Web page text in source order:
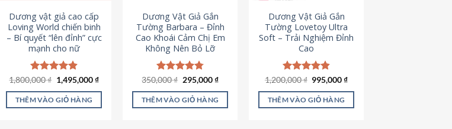
được
chọn
trên
trang
sản
phẩm
được
chọn
trên
trang
sản
phẩm
Dương vật giả cao cấp
Loving World chiến binh
– Bí quyết “lên đỉnh” cực
mạnh cho nữ
Được xếp
5 sao
1,800,000₫ Giá
gốc
là:
1,800,000 ₫.
1,495,000₫Giá
tại
THÊM VÀO GIỎ HÀNG
Dương Vật Giả Gắn
Tường Barbara – Đỉnh
Cao Khoái Cảm Chị Em
Không Nên Bỏ Lỡ
Được xếp
5 sao
350,000₫ Giá
là:
350,000 ₫.
295,000₫Giá
tại
là:
THÊM VÀO GIỎ HÀNG
Dương Vật Giả Gắn
Tường Lovetoy Ultra
Soft – Trải Nghiệm Đỉnh
Cao
Được xếp
5 sao
1,200,000₫ Giá
là:
1,200,000 ₫.
995,000₫Giá
tại
THÊM VÀO GIỎ HÀNG